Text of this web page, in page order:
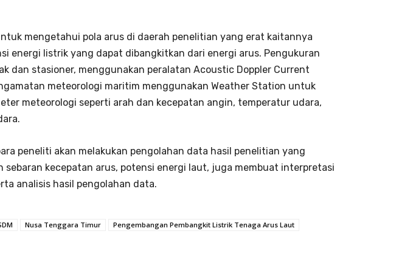
mengetahui pola arus di daerah penelitian yang erat kaitannya
energi listrik yang dapat dibangkitkan dari energi arus. Pengukuran
dan stasioner, menggunakan peralatan Acoustic Doppler Current
meteorologi maritim menggunakan Weather Station untuk
meteorologi seperti arah dan kecepatan angin, temperatur udara,
peneliti akan melakukan pengolahan data hasil penelitian yang
sebaran kecepatan arus, potensi energi laut, juga membuat interpretasi
analisis hasil pengolahan data.
Nusa Tenggara Timur
Pengembangan Pembangkit Listrik Tenaga Arus Laut